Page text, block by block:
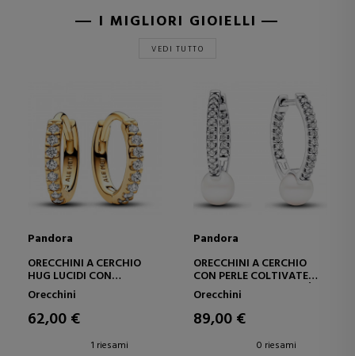
I MIGLIORI GIOIELLI
VEDI TUTTO
Pandora
ORECCHINI A CERCHIO
HUG LUCIDI CON
RIVESTIMENTO IN ORO
14K 263015C01
Orecchini
62,00 €
1 riesami
Pandora
ORECCHINI A CERCHIO
CON PERLE COLTIVATE
D'ACQUA DOLCE E PAVÉ
293171C01
Orecchini
89,00 €
0 riesami